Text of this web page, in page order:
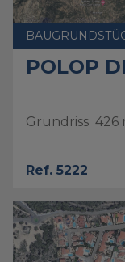
POLOP
Grundriss 426
Ref. 5222